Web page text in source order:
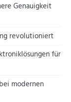
Genauigkeit
revolutioniert
für
modernen